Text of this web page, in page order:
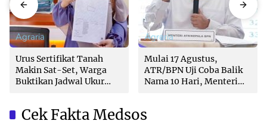
Agraria
Urus Sertifikat Tanah
Makin Sat-Set, Warga
Buktikan Jadwal Ukur
Agraria
Mulai 17 Agustus,
ATR/BPN Uji Coba Balik
Nama 10 Hari, Menteri
Cek Fakta Medsos